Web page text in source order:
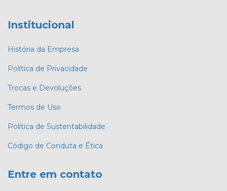
Institucional
História da Empresa
Política de Privacidade
Trocas e Devoluções
Termos de Uso
Política de Sustentabilidade
Código de Conduta e Ética
Entre em contato